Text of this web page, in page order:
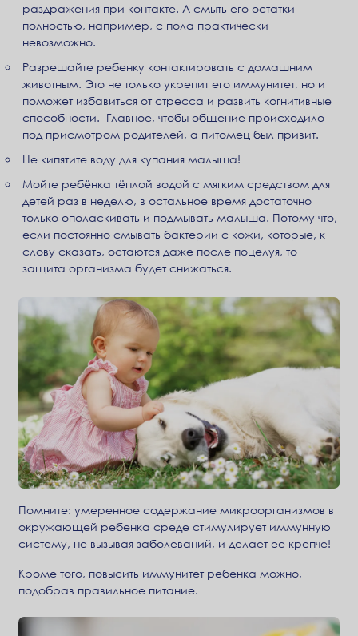
раздражения при контакте. А смыть его остатки
полностью, например, с пола практически
невозможно.
Разрешайте ребенку контактировать с домашним
животным. Это не только укрепит его иммунитет, но и
поможет избавиться от стресса и развить когнитивные
способности. Главное, чтобы общение происходило
под присмотром родителей, а питомец был привит.
Не кипятите воду для купания малыша!
Мойте ребёнка тёплой водой с мягким средством для
детей раз в неделю, в остальное время достаточно
только ополаскивать и подмывать малыша. Потому что,
если постоянно смывать бактерии с кожи, которые, к
слову сказать, остаются даже после поцелуя, то
защита организма будет снижаться.
Помните: умеренное содержание микроорганизмов в
окружающей ребенка среде стимулирует иммунную
систему, не вызывая заболеваний, и делает ее крепче!
Кроме того, повысить иммунитет ребенка можно,
подобрав правильное питание.